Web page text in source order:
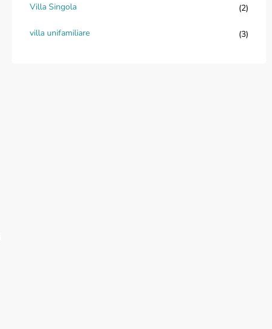
Villa Singola (2)
villa unifamiliare (3)